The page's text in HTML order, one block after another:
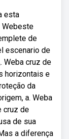
esta
Webeste
de
escenario de
Weba cruz de
horizontais e
da
a. Weba
cruz de
de sua
a diferença